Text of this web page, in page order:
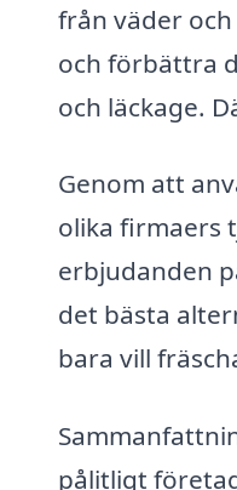
från väder
och förbättra
och läckage.
Genom att
olika firmaers
erbjudanden
det bästa
bara vill
pålitligt